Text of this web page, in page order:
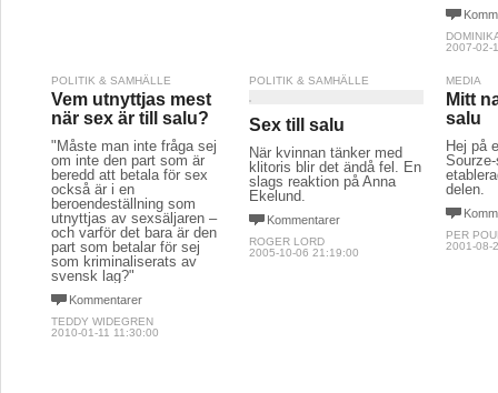
2007-02-
POLITIK & SAMHÄLLE
Vem utnyttjas mest
när sex är till salu?
"Måste man inte fråga sej
om inte den part som är
beredd att betala för sex
också är i en
beroendeställning som
utnyttjas av sexsäljaren –
och varför det bara är den
part som betalar för sej
som kriminaliserats av
svensk lag?"
Kommentarer
TEDDY WIDEGREN
2010-01-11 11:30:00
POLITIK & SAMHÄLLE
Sex till salu
När kvinnan tänker med
klitoris blir det ändå fel. En
slags reaktion på Anna
Ekelund.
Kommentarer
ROGER LORD
2005-10-06 21:19:00
MEDIA
Mitt
salu
Hej på
delen.
PER
2001-08-